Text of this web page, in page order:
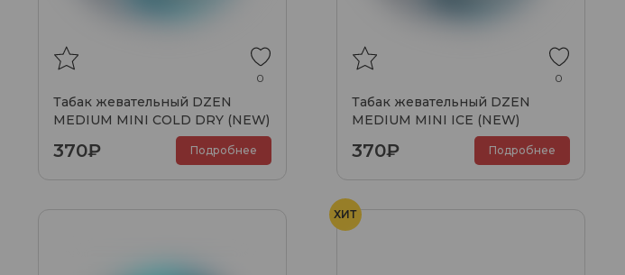
0
Табак жевательный DZEN
MEDIUM MINI COLD DRY (NEW)
370₽ Подробнее
0
Табак жевательный DZEN
MEDIUM MINI ICE (NEW)
370₽ Подробнее
ХИТ